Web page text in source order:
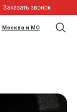
Заказать звонок
Москва и МО